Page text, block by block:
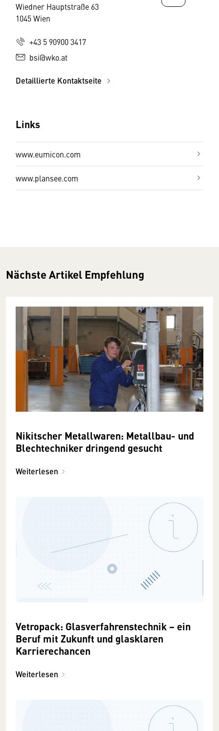
Wiedner Hauptstraße 63
1045 Wien
+43 5 90900 3417
bsi@wko.at
Detaillierte Kontaktseite
Links
www.eumicon.com
www.plansee.com
Nächste Artikel Empfehlung
Nikitscher Metallwaren: Metallbau- und
Blechtechniker dringend gesucht
Weiterlesen
Vetropack: Glasverfahrenstechnik – ein
Beruf mit Zukunft und glasklaren
Karrierechancen
Weiterlesen